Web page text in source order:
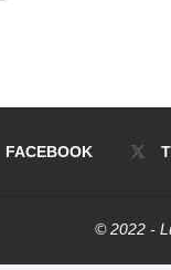
FACEBOOK
© 2022 -